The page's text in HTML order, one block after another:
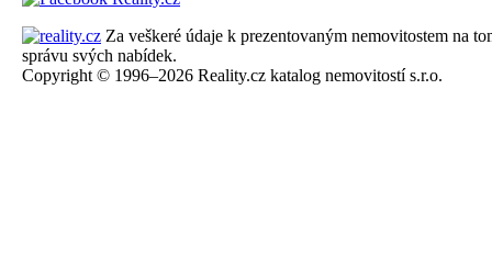
Za veškeré údaje k prezentovaným nemovitostem na
správu svých nabídek.
Copyright © 1996–2026 Reality.cz katalog nemovitostí s.r.o.